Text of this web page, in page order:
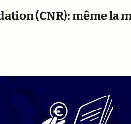
(CNR): même la